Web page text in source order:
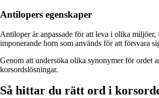
Antilopers egenskaper
Antiloper är anpassade för att leva i olika
imponerande horn som används för att försvara
Genom att undersöka olika synonymer för ordet
korsordslösningar.
Så hittar du rätt ord i